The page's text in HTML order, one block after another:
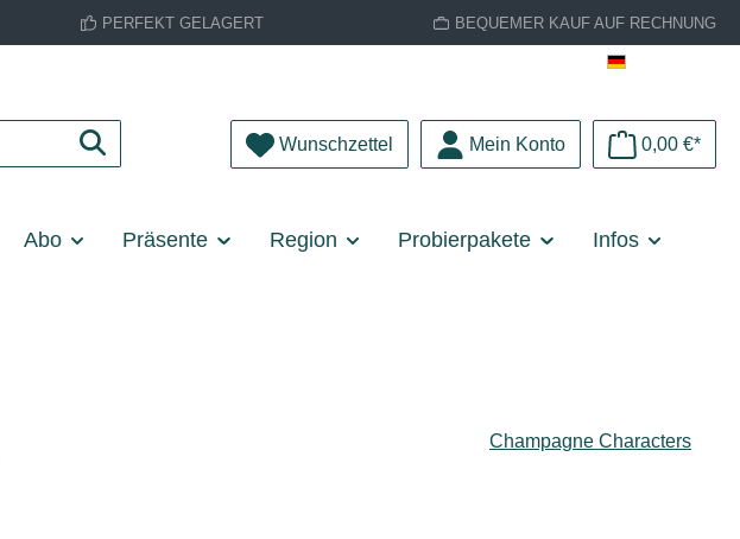
PERFEKT GELAGERT BEQUEMER KAUF AUF RECHNUNG
Wunschzettel Du hast 0 Produkte auf dem Merkzettel
Mein Konto 0,00 €*
Abo Präsente Region Probierpakete Infos
Champagne Characters